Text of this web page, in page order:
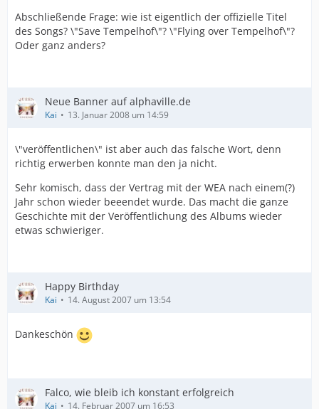
Abschließende Frage: wie ist eigentlich der offizielle Titel
des Songs? \"Save Tempelhof\"? \"Flying over Tempelhof\"?
Oder ganz anders?
Neue Banner auf alphaville.de
Kai 13. Januar 2008 um 14:59
\"veröffentlichen\" ist aber auch das falsche Wort, denn
richtig erwerben konnte man den ja nicht.
Sehr komisch, dass der Vertrag mit der WEA nach einem(?)
Jahr schon wieder beeendet wurde. Das macht die ganze
Geschichte mit der Veröffentlichung des Albums wieder
etwas schwieriger.
Happy Birthday
Kai 14. August 2007 um 13:54
Dankeschön
Falco, wie bleib ich konstant erfolgreich
Kai 14. Februar 2007 um 16:53